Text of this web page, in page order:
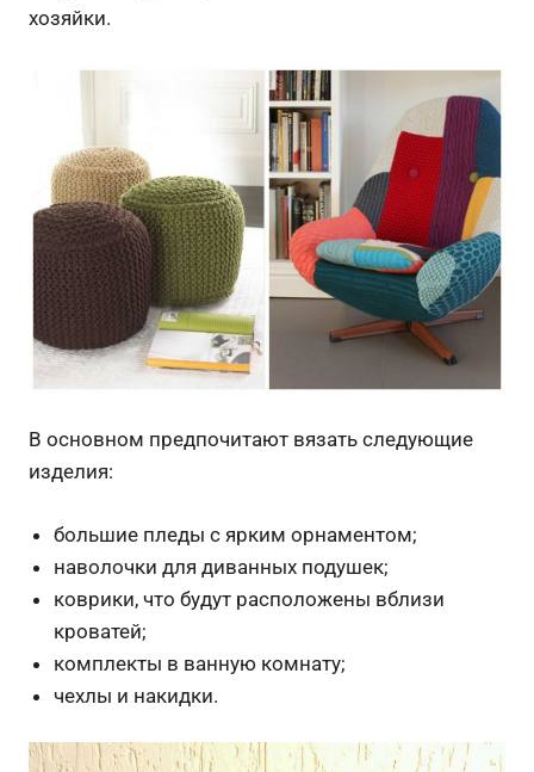
хозяйки.
В основном предпочитают вязать следующие
изделия:
большие пледы с ярким орнаментом;
наволочки для диванных подушек;
коврики, что будут расположены вблизи
кроватей;
комплекты в ванную комнату;
чехлы и накидки.